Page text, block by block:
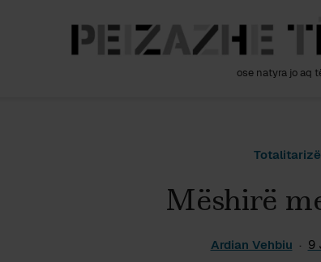
ose natyra jo aq
Mëshirë
Ardian Vehbiu 9